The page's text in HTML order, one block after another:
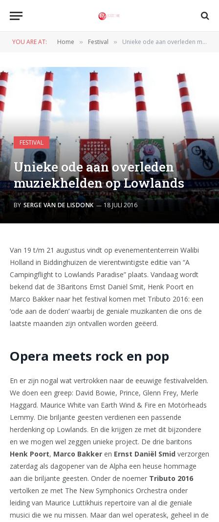
YOU ARE AT: Home » Festival » Unieke ode aan overleden muziekhelden op Lowlands
FESTIVAL
Unieke ode aan overleden
muziekhelden op Lowlands
BY SERGE VAN DE LISDONK 18 JULI 2016
Van 19 t/m 21 augustus vindt op evenemententerrein Walibi
Holland in Biddinghuizen de vierentwintigste editie van “A
Campingflight to Lowlands Paradise” plaats. Vandaag wordt
bekend dat de 3Baritons Ernst Daniël Smit, Henk Poort en
Marco Bakker naar het festival komen met Tributo 2016: een
‘ode aan de doden’ waarbij de geniale muzikanten die ons de
laatste maanden zijn ontvallen worden geëerd.
Opera meets rock en pop
En er zijn nogal wat vertrokken naar de eeuwige festivalvelden.
We doen een greep: David Bowie, Prince, Glenn Frey, Merle
Haggard. Maurice White van Earth Wind & Fire en Motörheads
Lemmy. Die briljante geesten verdienen een passende
herdenking op Lowlands. En die krijgen ze met dit bijzondere
en we mogen wel zeggen unieke project. De drie baritons
Henk Poort, Marco Bakker en Ernst Daniël Smid verzorgen
zaterdag als dagopener van de Alpha een heuse hommage
aan die briljante geesten. Onder de noemer Tributo 2016
vertolken ze met The New Symphonics Orchestra onder
leiding van Maurice Luttikhuis repertoire van al die geniale
musici die we nu missen. Maar dan wel operatesk, geheel in de